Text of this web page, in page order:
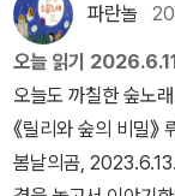
큰아이. 한가지 불만이 있다면 이책에서 말하는 숲이 우리나라에 있
는 숲이 아니라는 점
파란놀
오늘 읽기
오늘도 까칠한 숲노
《릴리와 숲의 비밀
봄날의곰,